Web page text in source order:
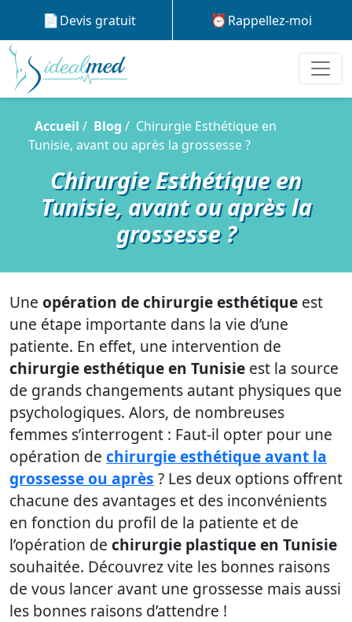
Devis gratuit Rappellez-moi
Accueil Blog
Chirurgie Esthétique en
Tunisie, avant ou après la grossesse ?
Chirurgie Esthétique en
Tunisie, avant ou après la
grossesse ?
Une opération de chirurgie esthétique est
une étape importante dans la vie d’une
patiente. En effet, une intervention de
chirurgie esthétique en Tunisie est la source
de grands changements autant physiques que
psychologiques. Alors, de nombreuses
femmes s’interrogent : Faut-il opter pour une
opération de chirurgie esthétique avant la
grossesse ou après ? Les deux options offrent
chacune des avantages et des inconvénients
en fonction du profil de la patiente et de
l’opération de chirurgie plastique en Tunisie
souhaitée. Découvrez vite les bonnes raisons
de vous lancer avant une grossesse mais aussi
les bonnes raisons d’attendre !